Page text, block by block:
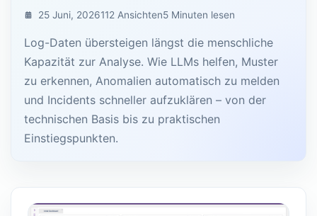
25 Juni, 2026112 Ansichten5 Minuten lesen
Log-Daten übersteigen längst die menschliche
Kapazität zur Analyse. Wie LLMs helfen, Muster
zu erkennen, Anomalien automatisch zu melden
und Incidents schneller aufzuklären – von der
technischen Basis bis zu praktischen
Einstiegspunkten.